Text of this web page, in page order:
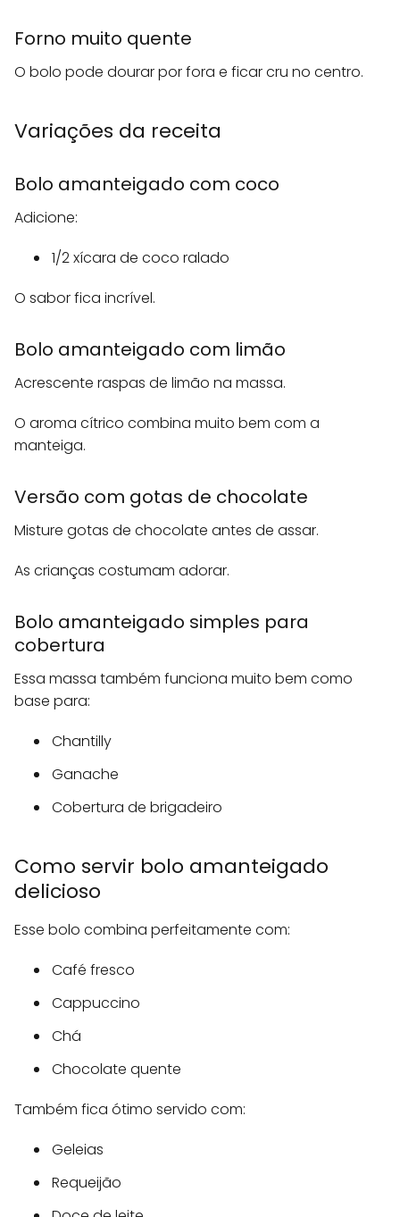
Forno muito quente
O bolo pode dourar por fora e ficar cru no centro.
Variações da receita
Bolo amanteigado com coco
Adicione:
1/2 xícara de coco ralado
O sabor fica incrível.
Bolo amanteigado com limão
Acrescente raspas de limão na massa.
O aroma cítrico combina muito bem com a
manteiga.
Versão com gotas de chocolate
Misture gotas de chocolate antes de assar.
As crianças costumam adorar.
Bolo amanteigado simples para
cobertura
Essa massa também funciona muito bem como
base para:
Chantilly
Ganache
Cobertura de brigadeiro
Como servir bolo amanteigado
delicioso
Esse bolo combina perfeitamente com:
Café fresco
Cappuccino
Chá
Chocolate quente
Também fica ótimo servido com:
Geleias
Requeijão